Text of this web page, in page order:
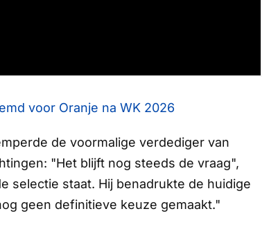
voor Oranje na WK 2026
de voormalige verdediger van
"Het blijft nog steeds de vraag",
selectie staat. Hij benadrukte de huidige
geen definitieve keuze gemaakt."